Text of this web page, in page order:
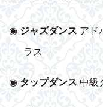
◉ジャズダンス アド
ラス
◉タップダンス 中級